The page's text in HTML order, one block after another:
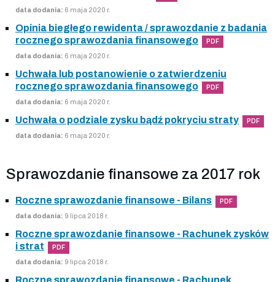
data dodania: 6 maja 2020 r.
Opinia biegłego rewidenta / sprawozdanie z badania
rocznego sprawozdania finansowego
PDF
data dodania: 6 maja 2020 r.
Uchwała lub postanowienie o zatwierdzeniu
rocznego sprawozdania finansowego
PDF
data dodania: 6 maja 2020 r.
Uchwała o podziale zysku bądź pokryciu straty PDF
data dodania: 6 maja 2020 r.
Sprawozdanie finansowe za 2017 rok
Roczne sprawozdanie finansowe - Bilans PDF
data dodania: 9 lipca 2018 r.
Roczne sprawozdanie finansowe - Rachunek zysków
i strat
PDF
data dodania: 9 lipca 2018 r.
Roczne sprawozdanie finansowe - Rachunek